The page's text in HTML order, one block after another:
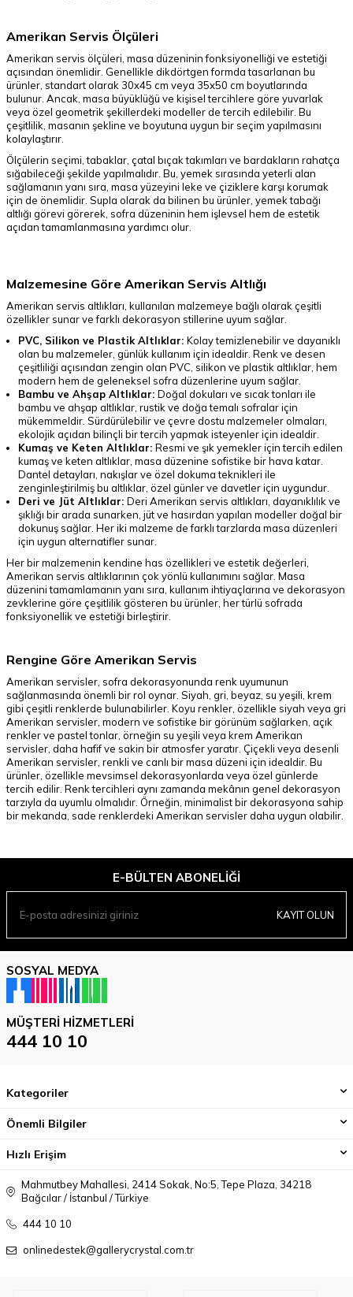
Amerikan Servis Ölçüleri
Amerikan servis ölçüleri, masa düzeninin fonksiyonelliği ve estetiği
açısından önemlidir. Genellikle dikdörtgen formda tasarlanan bu
ürünler, standart olarak 30x45 cm veya 35x50 cm boyutlarında
bulunur. Ancak, masa büyüklüğü ve kişisel tercihlere göre yuvarlak
veya özel geometrik şekillerdeki modeller de tercih edilebilir. Bu
çeşitlilik, masanın şekline ve boyutuna uygun bir seçim yapılmasını
kolaylaştırır.
Ölçülerin seçimi, tabaklar, çatal bıçak takımları ve bardakların rahatça
sığabileceği şekilde yapılmalıdır. Bu, yemek sırasında yeterli alan
sağlamanın yanı sıra, masa yüzeyini leke ve çiziklere karşı korumak
için de önemlidir. Supla olarak da bilinen bu ürünler, yemek tabağı
altlığı görevi görerek, sofra düzeninin hem işlevsel hem de estetik
açıdan tamamlanmasına yardımcı olur.
Malzemesine Göre Amerikan Servis Altlığı
Amerikan servis altlıkları, kullanılan malzemeye bağlı olarak çeşitli
özellikler sunar ve farklı dekorasyon stillerine uyum sağlar.
PVC, Silikon ve Plastik Altlıklar: Kolay temizlenebilir ve dayanıklı
olan bu malzemeler, günlük kullanım için idealdir. Renk ve desen
çeşitliliği açısından zengin olan PVC, silikon ve plastik altlıklar, hem
modern hem de geleneksel sofra düzenlerine uyum sağlar.
Bambu ve Ahşap Altlıklar: Doğal dokuları ve sıcak tonları ile
bambu ve ahşap altlıklar, rustik ve doğa temalı sofralar için
mükemmeldir. Sürdürülebilir ve çevre dostu malzemeler olmaları,
ekolojik açıdan bilinçli bir tercih yapmak isteyenler için idealdir.
Kumaş ve Keten Altlıklar: Resmi ve şık yemekler için tercih edilen
kumaş ve keten altlıklar, masa düzenine sofistike bir hava katar.
Dantel detayları, nakışlar ve özel dokuma teknikleri ile
zenginleştirilmiş bu altlıklar, özel günler ve davetler için uygundur.
Deri ve Jüt Altlıklar: Deri Amerikan servis altlıkları, dayanıklılık ve
şıklığı bir arada sunarken, jüt ve hasırdan yapılan modeller doğal bir
dokunuş sağlar. Her iki malzeme de farklı tarzlarda masa düzenleri
için uygun alternatifler sunar.
Her bir malzemenin kendine has özellikleri ve estetik değerleri,
Amerikan servis altlıklarının çok yönlü kullanımını sağlar. Masa
düzenini tamamlamanın yanı sıra, kullanım ihtiyaçlarına ve dekorasyon
zevklerine göre çeşitlilik gösteren bu ürünler, her türlü sofrada
fonksiyonellik ve estetiği birleştirir.
Rengine Göre Amerikan Servis
Amerikan servisler, sofra dekorasyonunda renk uyumunun
sağlanmasında önemli bir rol oynar. Siyah, gri, beyaz, su yeşili, krem
gibi çeşitli renklerde bulunabilirler. Koyu renkler, özellikle siyah veya gri
Amerikan servisler, modern ve sofistike bir görünüm sağlarken, açık
renkler ve pastel tonlar, örneğin su yeşili veya krem Amerikan
servisler, daha hafif ve sakin bir atmosfer yaratır. Çiçekli veya desenli
Amerikan servisler, renkli ve canlı bir masa düzeni için idealdir. Bu
ürünler, özellikle mevsimsel dekorasyonlarda veya özel günlerde
tercih edilir. Renk tercihleri aynı zamanda mekânın genel dekorasyon
tarzıyla da uyumlu olmalıdır. Örneğin, minimalist bir dekorasyona sahip
bir mekanda, sade renklerdeki Amerikan servisler daha uygun olabilir.
E-BÜLTEN ABONELIĞI
KAYIT OLUN
SOSYAL MEDYA
MÜŞTERI HIZMETLERI
444 10 10
Kategoriler
Önemli Bilgiler
Hızlı Erişim
Mahmutbey Mahallesi, 2414 Sokak, No:5, Tepe Plaza, 34218
Bağcılar / İstanbul / Türkiye
444 10 10
onlinedestek@gallerycrystal.com.tr